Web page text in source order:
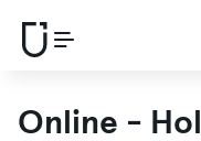
Online -